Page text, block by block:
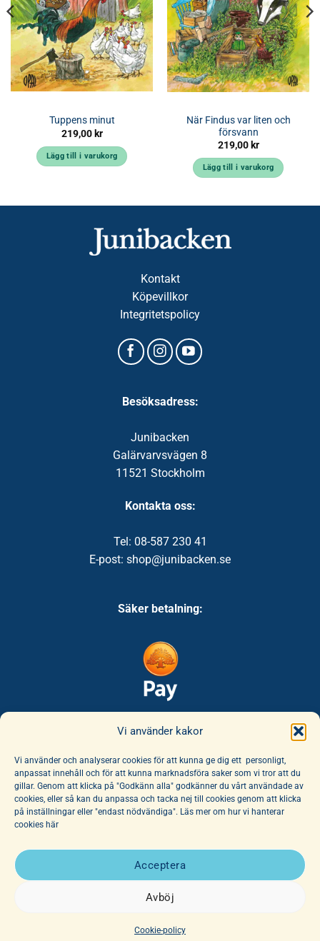
Vi använder kakor
Vi använder och analyserar cookies för att kunna ge dig ett personligt,
anpassat innehåll och för att kunna marknadsföra saker som vi tror att du
gillar. Genom att klicka på "Godkänn alla" godkänner du vårt användade av
cookies, eller så kan du anpassa och tacka nej till cookies genom att klicka
på inställningar eller "endast nödvändiga". Läs mer om hur vi hanterar
cookies här
Acceptera
Avböj
Cookie-policy
Tuppens minut
219,00 kr
Lägg till i varukorg
När Findus var liten och
försvann
219,00 kr
Lägg till i varukorg
Kontakt
Köpevillkor
Integritetspolicy
Besöksadress:
Junibacken
Galärvarvsvägen 8
11521 Stockholm
Kontakta oss:
Tel: 08-587 230 41
E-post: shop@junibacken.se
Säker betalning:
Säker leverans:
utvalda av vår hängivna personal. Vi har dessutom ett stort utbud
Copyright 2026 © Junibacken